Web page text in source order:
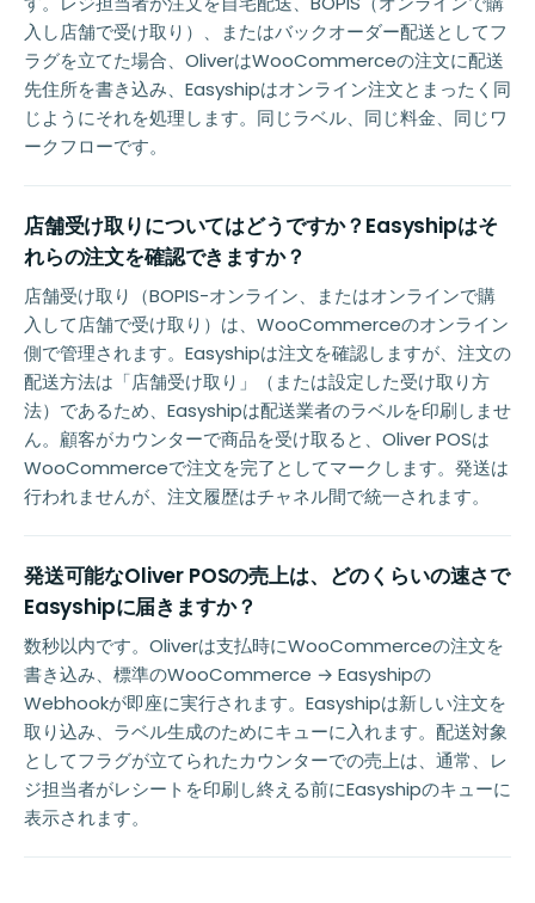
入し店舗で受け取り）、またはバックオーダー配送としてフ
ラグを立てた場合、OliverはWooCommerceの注文に配送
先住所を書き込み、Easyshipはオンライン注文とまったく同
じようにそれを処理します。同じラベル、同じ料金、同じワ
ークフローです。
店舗受け取りについてはどうですか？Easyshipはそ
れらの注文を確認できますか？
店舗受け取り（BOPIS-オンライン、またはオンラインで購
入して店舗で受け取り）は、WooCommerceのオンライン
側で管理されます。Easyshipは注文を確認しますが、注文の
配送方法は「店舗受け取り」（または設定した受け取り方
法）であるため、Easyshipは配送業者のラベルを印刷しませ
ん。顧客がカウンターで商品を受け取ると、Oliver POSは
WooCommerceで注文を完了としてマークします。発送は
行われませんが、注文履歴はチャネル間で統一されます。
発送可能なOliver POSの売上は、どのくらいの速さで
Easyshipに届きますか？
数秒以内です。Oliverは支払時にWooCommerceの注文を
書き込み、標準のWooCommerce → Easyshipの
Webhookが即座に実行されます。Easyshipは新しい注文を
取り込み、ラベル生成のためにキューに入れます。配送対象
としてフラグが立てられたカウンターでの売上は、通常、レ
ジ担当者がレシートを印刷し終える前にEasyshipのキューに
表示されます。